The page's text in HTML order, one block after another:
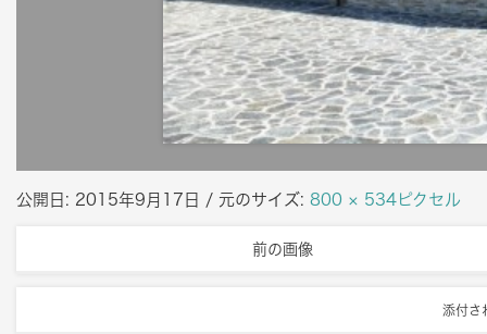
公開日: 2015年9月17日 / 元のサイズ: 800 × 534ピクセル
前の画像
添付さ